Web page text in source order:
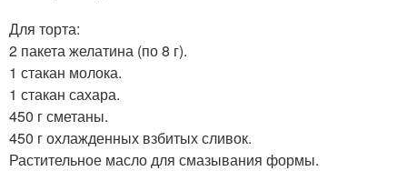
Для торта:
2 пакета желатина (по 8 г).
1 стакан молока.
1 стакан сахара.
450 г сметаны.
450 г охлажденных взбитых сливок.
Растительное масло для смазывания формы.